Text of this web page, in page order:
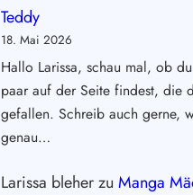
Teddy
18. Mai 2026
Hallo Larissa, schau mal, ob
paar auf der Seite findest, die
gefallen. Schreib auch gerne,
genau…
Larissa bleherzu Manga